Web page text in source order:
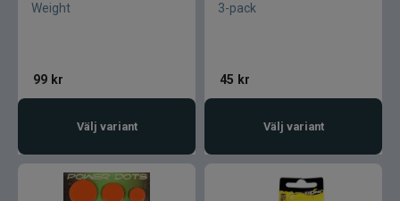
Weight
99 kr
Välj variant
3-pack
45 kr
Välj variant